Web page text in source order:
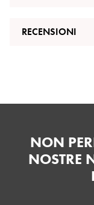
RECENSIONI
NON
NOSTRE